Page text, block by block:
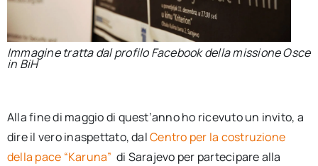
Immagine tratta dal profilo Facebook della missione Osce
in BiH
Alla fine di maggio di quest’anno ho ricevuto un invito, a
dire il vero inaspettato, dalCentro per la costruzione
della pace “Karuna” di Sarajevo per partecipare alla